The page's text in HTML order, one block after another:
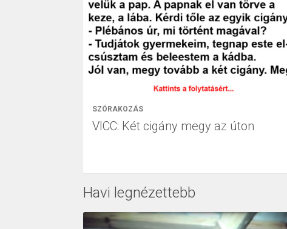
SZÓRAKOZÁS
VICC: Két cigány megy az úton
Havi legnézettebb